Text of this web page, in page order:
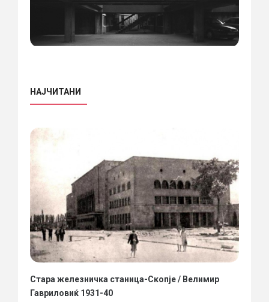
НАЈЧИТАНИ
Стара железничка станица-Скопје / Велимир
Гавриловиќ 1931-40